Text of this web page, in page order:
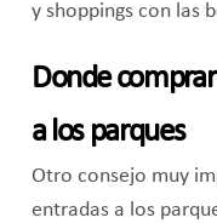
y shoppings con las
Donde
a los parques
Otro consejo muy
entradas a los